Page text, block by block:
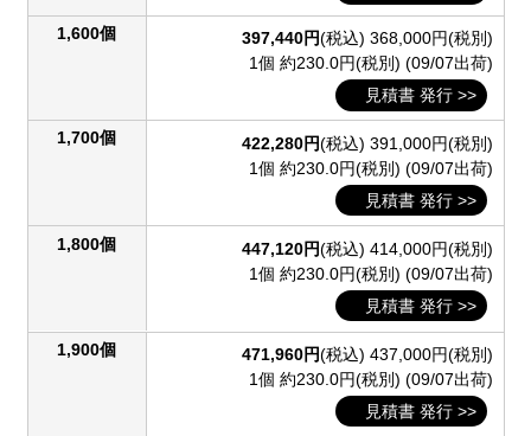
1,600個 397,440円(税込) 368,000円(税別)
1個 約230.0円(税別) (09/07出荷)
見積書 発行 >>
1,700個 422,280円(税込) 391,000円(税別)
1個 約230.0円(税別) (09/07出荷)
見積書 発行 >>
1,800個 447,120円(税込) 414,000円(税別)
1個 約230.0円(税別) (09/07出荷)
見積書 発行 >>
1,900個 471,960円(税込) 437,000円(税別)
1個 約230.0円(税別) (09/07出荷)
見積書 発行 >>